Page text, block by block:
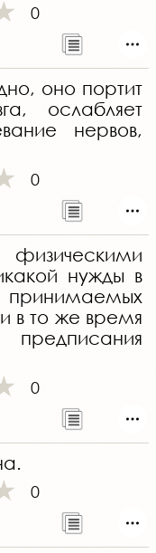
0
оно портит
ослабляет
нервов,
0
нужды в
принимаемых
в то же время
0
0